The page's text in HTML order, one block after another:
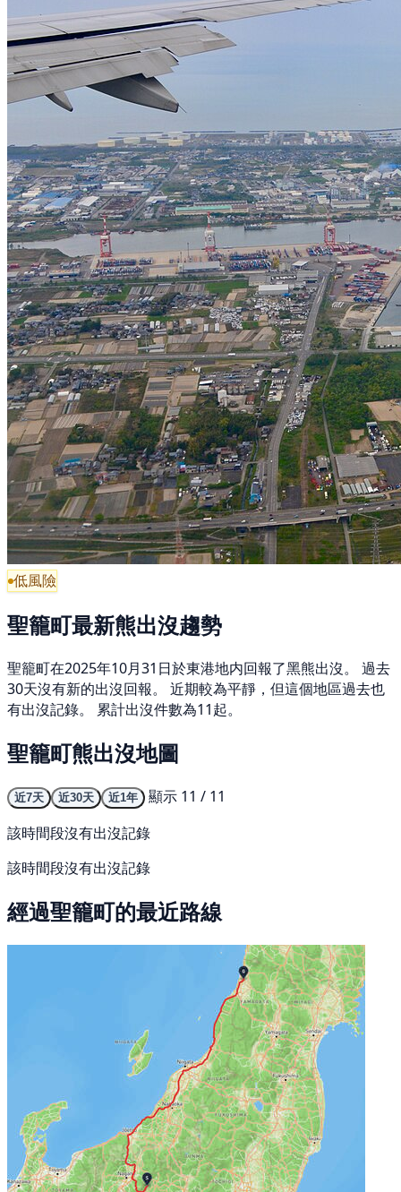
低風險
聖籠町最新熊出沒趨勢
聖籠町在2025年10月31日於東港地内回報了黑熊出沒。 過去
30天沒有新的出沒回報。 近期較為平靜，但這個地區過去也
有出沒記錄。 累計出沒件數為11起。
聖籠町熊出沒地圖
近7天 近30天 近1年
顯示 11 / 11
該時間段沒有出沒記錄
該時間段沒有出沒記錄
經過聖籠町的最近路線